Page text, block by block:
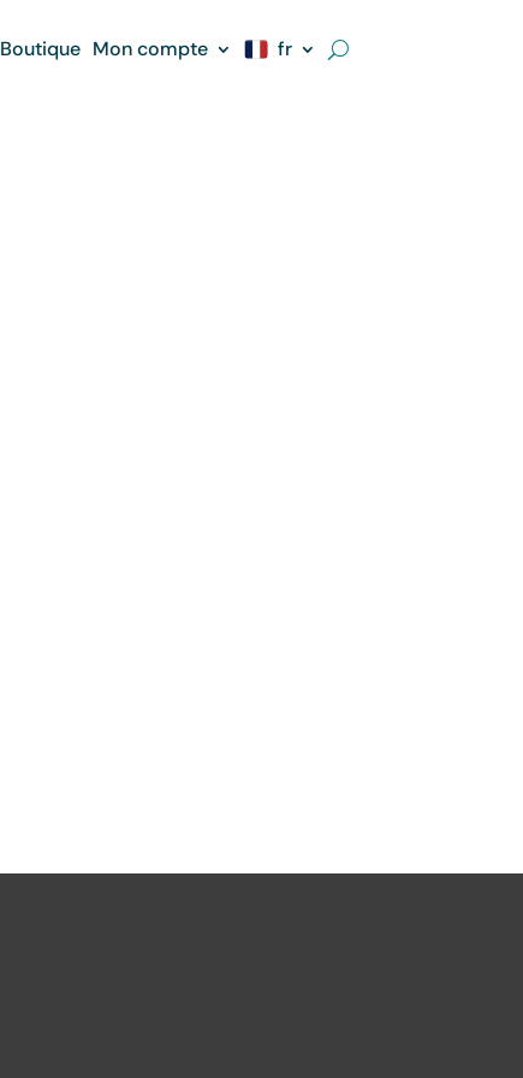
Boutique Mon compte fr